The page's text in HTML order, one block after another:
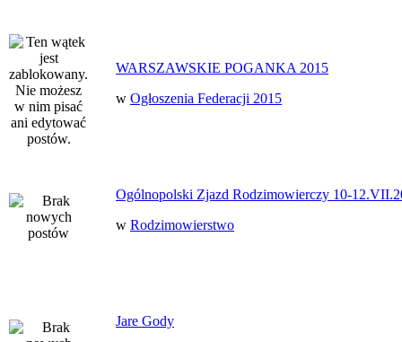
WARSZAWSKIE POGANKA 2015
w Ogłoszenia Federacji 2015
Ogólnopolski Zjazd Rodzimowierczy 10-
w Rodzimowierstwo
Jare Gody